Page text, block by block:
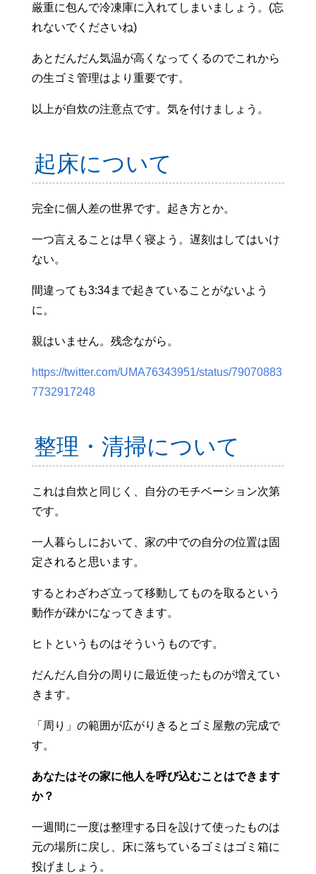
厳重に包んで冷凍庫に入れてしまいましょう。(忘
れないでくださいね)
あとだんだん気温が高くなってくるのでこれから
の生ゴミ管理はより重要です。
以上が自炊の注意点です。気を付けましょう。
起床について
完全に個人差の世界です。起き方とか。
一つ言えることは早く寝よう。遅刻はしてはいけ
ない。
間違っても3:34まで起きていることがないよう
に。
親はいません。残念ながら。
https://twitter.com/UMA76343951/status/79070883
7732917248
整理・清掃について
これは自炊と同じく、自分のモチベーション次第
です。
一人暮らしにおいて、家の中での自分の位置は固
定されると思います。
するとわざわざ立って移動してものを取るという
動作が疎かになってきます。
ヒトというものはそういうものです。
だんだん自分の周りに最近使ったものが増えてい
きます。
「周り」の範囲が広がりきるとゴミ屋敷の完成で
す。
あなたはその家に他人を呼び込むことはできます
か？
一週間に一度は整理する日を設けて使ったものは
元の場所に戻し、床に落ちているゴミはゴミ箱に
投げましょう。